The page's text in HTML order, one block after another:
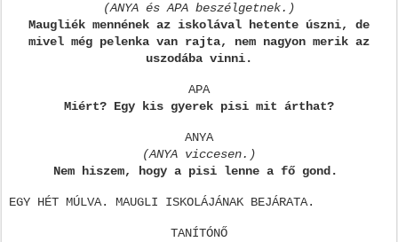
(ANYA és APA beszélgetnek.)
Maugliék mennének az iskolával hetente úszni, de
mivel még pelenka van rajta, nem nagyon merik az
uszodába vinni.
APA
Miért? Egy kis gyerek pisi mit árthat?
ANYA
(ANYA viccesen.)
Nem hiszem, hogy a pisi lenne a fő gond.
EGY HÉT MÚLVA. MAUGLI ISKOLÁJÁNAK BEJÁRATA.
TANÍTÓNŐ